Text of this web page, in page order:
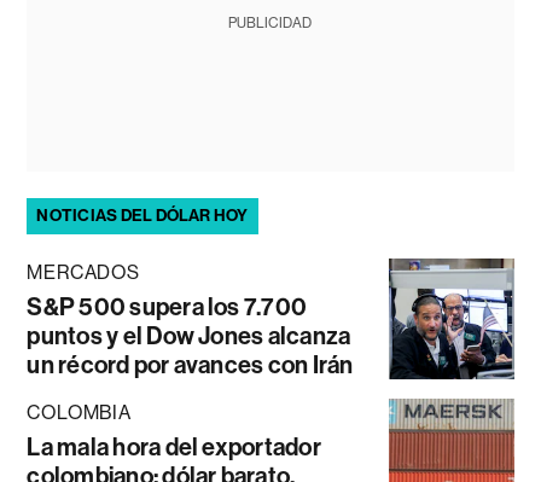
PUBLICIDAD
NOTICIAS DEL DÓLAR HOY
MERCADOS
S&P 500 supera los 7.700
puntos y el Dow Jones alcanza
un récord por avances con Irán
COLOMBIA
La mala hora del exportador
colombiano: dólar barato,